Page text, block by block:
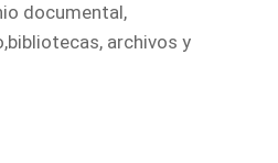
documental,
archivos y